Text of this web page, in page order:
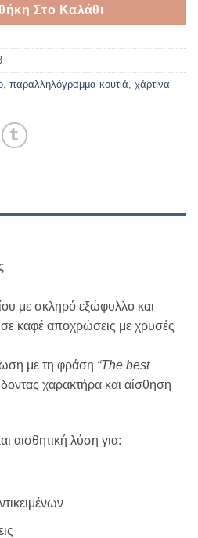
Στο Καλάθι
, παραλληλόγραμμα κουτιά, χάρτινα
με σκληρό εξώφυλλο και
σε καφέ αποχρώσεις με χρυσές
με τη φράση “The best
χαρακτήρα και αίσθηση
αισθητική λύση για: